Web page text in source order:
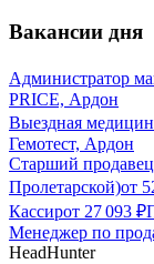
Вакансии дня
Администратор
PRICE, Ардон
Выездная
Гемотест, Ардон
Старший
Пролетарской)от
Кассирот 27 093 ₽
Менеджер по
HeadHunter